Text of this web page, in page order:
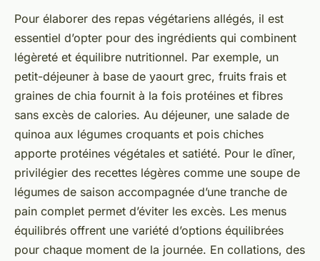
Pour élaborer des repas végétariens allégés, il est
essentiel d’opter pour des ingrédients qui combinent
légèreté et équilibre nutritionnel. Par exemple, un
petit-déjeuner à base de yaourt grec, fruits frais et
graines de chia fournit à la fois protéines et fibres
sans excès de calories. Au déjeuner, une salade de
quinoa aux légumes croquants et pois chiches
apporte protéines végétales et satiété. Pour le dîner,
privilégier des recettes légères comme une soupe de
légumes de saison accompagnée d’une tranche de
pain complet permet d’éviter les excès. Les menus
équilibrés offrent une variété d’options équilibrées
pour chaque moment de la journée. En collations, des